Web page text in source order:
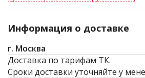
Информация о доставке
г. Москва
Доставка по тарифам ТК.
Сроки доставки уточняйте у